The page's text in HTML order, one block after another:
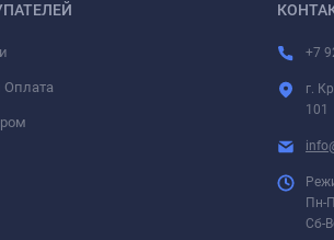
Оплата
+7
г.
101
Пн-
Сб-